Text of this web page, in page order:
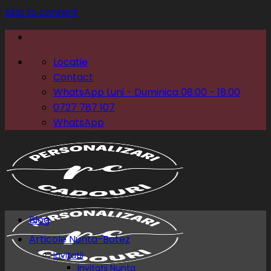
Skip to content
Locatie
Contact
WhatsApp Luni - Duminica 08:00 - 18:00
0727 787 107
WhatsApp
Blog
Articole Nunta-Botez
Invitatii
Invitatii Nunta